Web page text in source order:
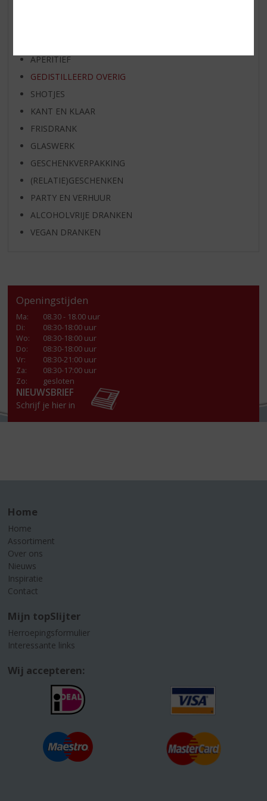
APERITIEF
GEDISTILLEERD OVERIG
SHOTJES
KANT EN KLAAR
FRISDRANK
GLASWERK
GESCHENKVERPAKKING
(RELATIE)GESCHENKEN
PARTY EN VERHUUR
ALCOHOLVRIJE DRANKEN
VEGAN DRANKEN
Openingstijden
Ma:
08.30 - 18.00 uur
Di:
08:30-18:00 uur
Wo:
08:30-18:00 uur
Do:
08:30-18:00 uur
Vr:
08:30-21:00 uur
Za:
08:30-17:00 uur
Zo:
gesloten
NIEUWSBRIEF
Schrijf je hier in
Home
Home
Assortiment
Over ons
Nieuws
Inspiratie
Contact
Mijn topSlijter
Herroepingsformulier
Interessante links
Wij accepteren: